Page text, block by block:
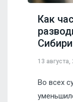
Как
13 августа,
Во всех